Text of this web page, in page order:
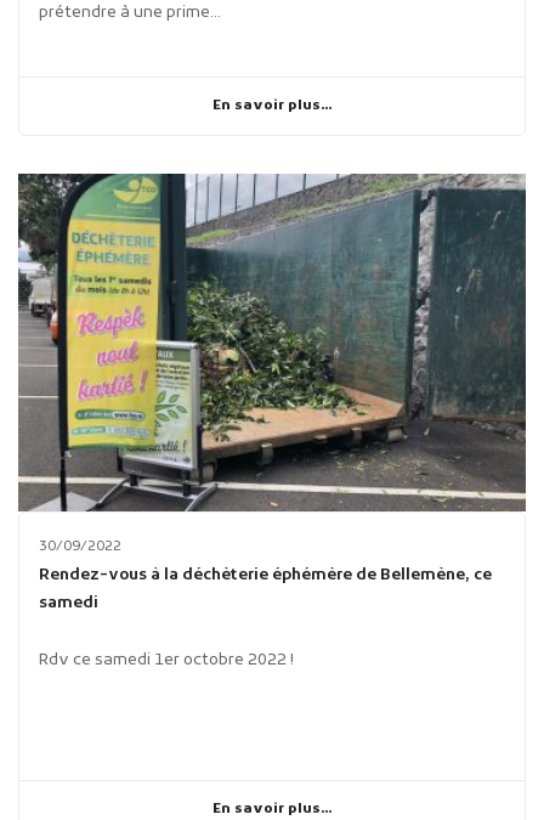
prétendre à une prime...
En savoir plus...
30/09/2022
Rendez-vous à la déchèterie éphémère de Bellemène, ce
samedi
Rdv ce samedi 1er octobre 2022 !
En savoir plus...